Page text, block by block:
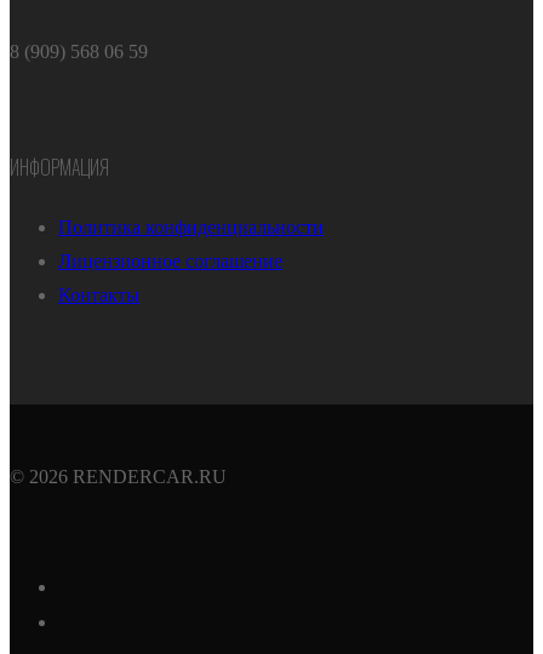
8 (909) 568 06 59
ИНФОРМАЦИЯ
Политика конфиденциальности
Лицензионное соглашение
Контакты
© 2026 RENDERCAR.RU